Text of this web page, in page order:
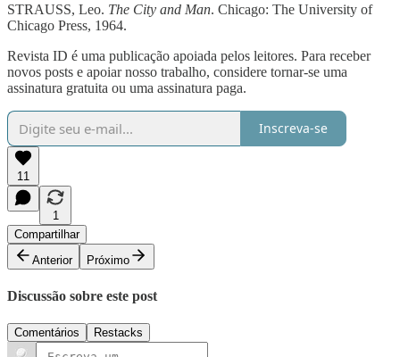
STRAUSS, Leo. The City and Man. Chicago: The University of
Chicago Press, 1964.
Revista ID é uma publicação apoiada pelos leitores. Para receber
novos posts e apoiar nosso trabalho, considere tornar-se uma
assinatura gratuita ou uma assinatura paga.
Inscreva-se
11
1
Compartilhar
Anterior
Próximo
Discussão sobre este post
Comentários Restacks